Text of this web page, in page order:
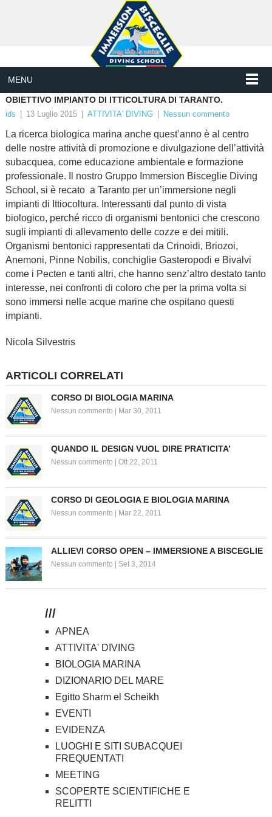
MENU
OBIETTIVO IMPIANTO DI ITTICOLTURA DI TARANTO.
ids 13 Luglio 2015 ATTIVITA' DIVING Nessun commento
La ricerca biologica marina anche quest’anno è al centro
delle nostre attività di promozione e divulgazione dell’attività
subacquea, come educazione ambientale e formazione
professionale. Il nostro Gruppo Immersion Bisceglie Diving
School, si è recato a Taranto per un’immersione negli
impianti di Ittiocoltura. Interessanti dal punto di vista
biologico, perché ricco di organismi bentonici che crescono
sugli impianti di allevamento delle cozze e dei mitili.
Organismi bentonici rappresentati da Crinoidi, Briozoi,
Anemoni, Pinne Nobilis, conchiglie Gasteropodi e Bivalvi
come i Pecten e tanti altri, che hanno senz’altro destato tanto
interesse, nei confronti di coloro che per la prima volta si
sono immersi nelle acque marine che ospitano questi
impianti.
Nicola Silvestris
ARTICOLI CORRELATI
CORSO DI BIOLOGIA MARINA
Nessun commento Mar 30, 2011
QUANDO IL DESIGN VUOL DIRE PRATICITA’
Nessun commento Ott 22, 2011
CORSO DI GEOLOGIA E BIOLOGIA MARINA
Nessun commento Mar 22, 2011
ALLIEVI CORSO OPEN – IMMERSIONE A BISCEGLIE
Nessun commento Set 3, 2014
///
APNEA
ATTIVITA' DIVING
BIOLOGIA MARINA
DIZIONARIO DEL MARE
Egitto Sharm el Scheikh
EVENTI
EVIDENZA
LUOGHI E SITI SUBACQUEI
FREQUENTATI
MEETING
SCOPERTE SCIENTIFICHE E
RELITTI